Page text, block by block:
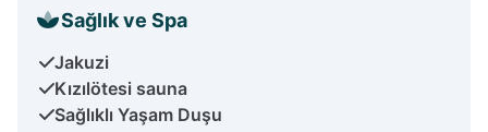
Sağlık ve Spa
Jakuzi
Kızılötesi sauna
Sağlıklı Yaşam Duşu